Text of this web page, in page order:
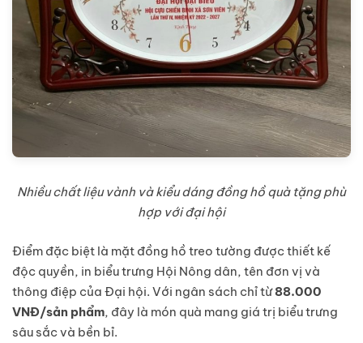
Nhiều chất liệu vành và kiểu dáng đồng hồ quà tặng phù
hợp với đại hội
Điểm đặc biệt là mặt đồng hồ treo tường được thiết kế
độc quyền, in biểu trưng Hội Nông dân, tên đơn vị và
thông điệp của Đại hội. Với ngân sách chỉ từ88.000
VNĐ/sản phẩm, đây là món quà mang giá trị biểu trưng
sâu sắc và bền bỉ.